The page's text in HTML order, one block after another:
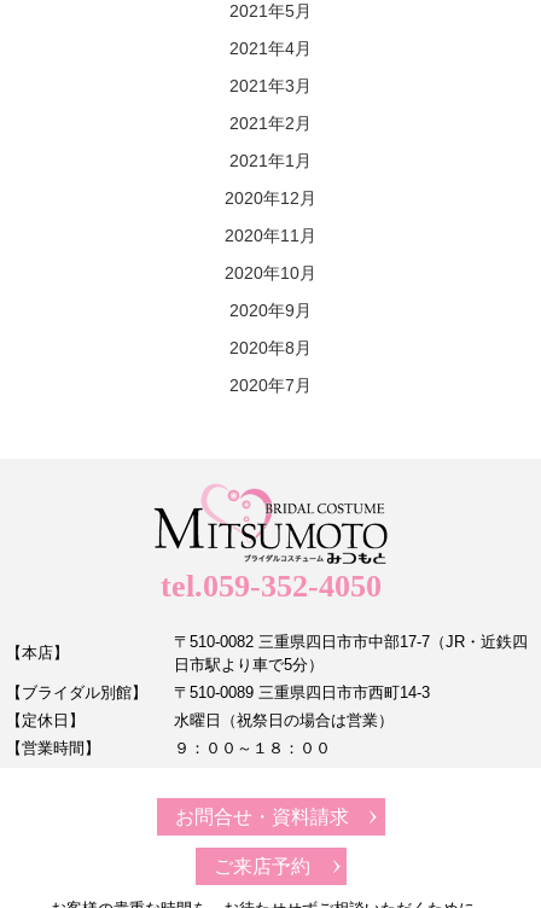
2021年5月
2021年4月
2021年3月
2021年2月
2021年1月
2020年12月
2020年11月
2020年10月
2020年9月
2020年8月
2020年7月
tel.059-352-4050
【本店】
〒510-0082 三重県四日市市中部17-7（JR・近鉄四
日市駅より車で5分）
【ブライダル別館】
〒510-0089 三重県四日市市西町14-3
【定休日】
水曜日（祝祭日の場合は営業）
【営業時間】
９：００～１８：００
お問合せ・資料請求
ご来店予約